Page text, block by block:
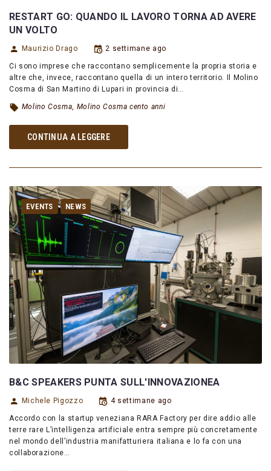
RESTART GO: QUANDO IL LAVORO TORNA AD AVERE
UN VOLTO
Maurizio Drago 2 settimane ago
Ci sono imprese che raccontano semplicemente la propria storia e
altre che, invece, raccontano quella di un intero territorio. Il Molino
Cosma di San Martino di Lupari in provincia di…
Molino Cosma, Molino Cosma cento anni
CONTINUA A LEGGERE
EVENTS NEWS
B&C SPEAKERS PUNTA SULL'INNOVAZIONEA
Michele Pigozzo 4 settimane ago
Accordo con la startup veneziana RARA Factory per dire addio alle
terre rare L’intelligenza artificiale entra sempre più concretamente
nel mondo dell’industria manifatturiera italiana e lo fa con una
collaborazione…